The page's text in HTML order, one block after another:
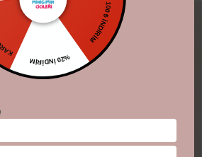
100 ₺ İNDİRİM
%20 İNDİRİM